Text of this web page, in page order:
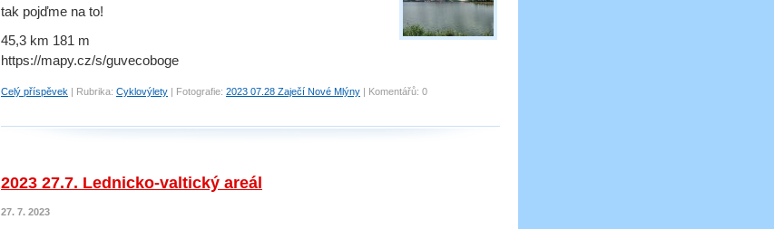
tak pojďme na to!
45,3 km 181 m
https://mapy.cz/s/guvecoboge
Celý příspěvek | Rubrika: Cyklovýlety | Fotografie: 2023 07.28 Zaječí Nové Mlýny | Komentářů: 0
2023 27.7. Lednicko-valtický areál
27. 7. 2023